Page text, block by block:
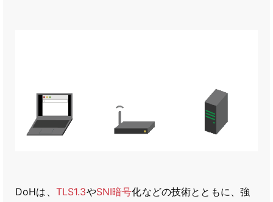
DoHは、 TLS1.3やSNI暗号化などの技術とともに、強